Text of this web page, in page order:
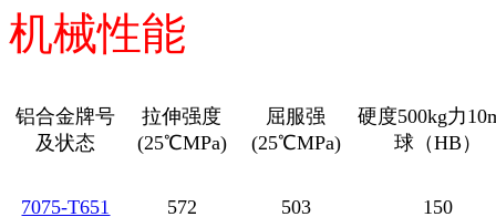
机械性能
铝合金牌号
及状态
拉伸强度
(25℃MPa)
屈服强
(25℃MPa)
硬度500kg力
球（HB）
7075-T651 572 503 150